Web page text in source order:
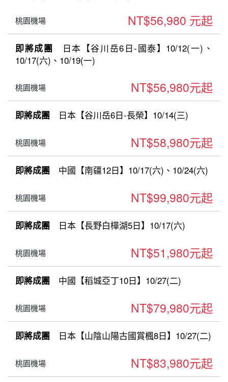
桃園機場 NT$56,980 元起
即將成團
日本【谷川岳6日-國泰】10/12(一)、
10/17(六)、10/19(一)
桃園機場 NT$56,980元起
即將成團 日本【谷川岳6日-長榮】10/14(三)
桃園機場 NT$58,980元起
即將成團 中國【南疆12日】10/17(六)、10/24(六)
桃園機場 NT$99,980元起
即將成團 日本【長野白樺湖5日】10/17(六)
桃園機場 NT$51,980元起
即將成團 中國【稻城亞丁10日】10/27(二)
桃園機場 NT$79,980元起
即將成團 日本【山陰山陽古國賞楓8日】10/27(二)
桃園機場 NT$83,980元起